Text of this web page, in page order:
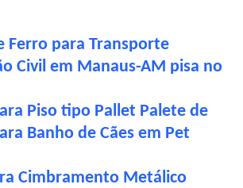
Ferro para Transporte
Civil em Manaus-AM pisa no
Piso tipo Pallet Palete de
Banho de Cães em Pet
Cimbramento Metálico